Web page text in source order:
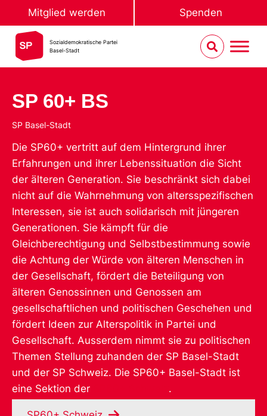
Mitglied werden Spenden
Sozialdemokratische Partei
Basel-Stadt
SP 60+ BS
SP Basel-Stadt
Die SP60+ vertritt auf dem Hintergrund ihrer
Erfahrungen und ihrer Lebenssituation die Sicht
der älteren Generation. Sie beschränkt sich dabei
nicht auf die Wahrnehmung von altersspezifischen
Interessen, sie ist auch solidarisch mit jüngeren
Generationen. Sie kämpft für die
Gleichberechtigung und Selbstbestimmung sowie
die Achtung der Würde von älteren Menschen in
der Gesellschaft, fördert die Beteiligung von
älteren Genossinnen und Genossen am
gesellschaftlichen und politischen Geschehen und
fördert Ideen zur Alterspolitik in Partei und
Gesellschaft. Ausserdem nimmt sie zu politischen
Themen Stellung zuhanden der SP Basel-Stadt
und der SP Schweiz. Die SP60+ Basel-Stadt ist
eine Sektion der
.